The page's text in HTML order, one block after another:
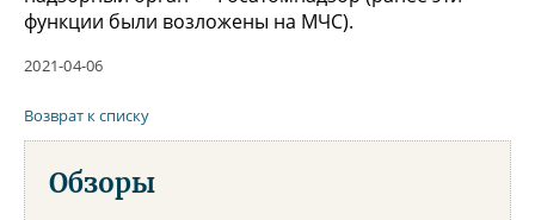
функции были возложены на МЧС).
2021-04-06
Возврат к списку
Обзоры